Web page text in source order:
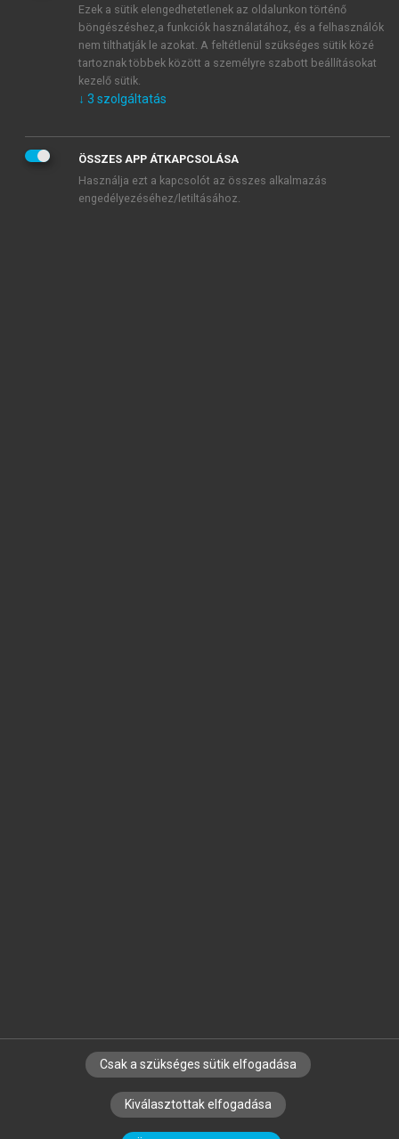
veszem és elfogadom.
Általános vásárlási feltételeket, valamint a szotar.netés a
mersz.huoldalak licencszerződéseiben foglaltakat
tudomásul veszem és elfogadom.
KIPRÓBÁLOM
SZERZŐKNEK CÉGEKNEK KÖNYVTÁROSOKNAK
SZERKESZTÉSI ÉS LEKTORÁLÁSI ALAPELVEK
Ezek a sütik elengedhetetlenek az oldalunkon történő
böngészéshez,a funkciók használatához, és a felhasználók
nem tilthatják le azokat. A feltétlenül szükséges sütik közé
tartoznak többek között a személyre szabott beállításokat
kezelő sütik.
↓ 3 szolgáltatás
ÖSSZES APP ÁTKAPCSOLÁSA
Használja ezt a kapcsolót az összes alkalmazás
engedélyezéséhez/letiltásához.
Csak a szükséges sütik elfogadása
Kiválasztottak elfogadása